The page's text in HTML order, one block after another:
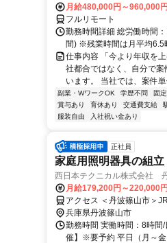
月給480,000円～960,000円
フルリモート
勤務時間詳細 総労働時間
間) ※残業時間は月平均
仕事内容 「今より年収を
社都合ではなく、自分で
います。 当社では、案件
副業・WワークOK 学歴不問 固
賞与あり
育休あり 交通費支給
服装自由
入社祝い金あり
正社員
家庭用照明器具の組
西日本テクニカル株式会社
月給179,200円～220,000円
アクセス ＜丹波篠山市＞
兵庫県丹波篠山市
勤務時間 実働時間：8時間
催】※要予約 平日（月～